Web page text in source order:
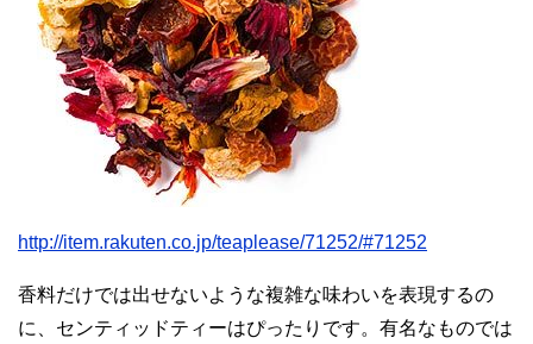
http://item.rakuten.co.jp/teaplease/71252/#71252
香料だけでは出せないような複雑な味わいを表現するの
に、センティッドティーはぴったりです。有名なものでは